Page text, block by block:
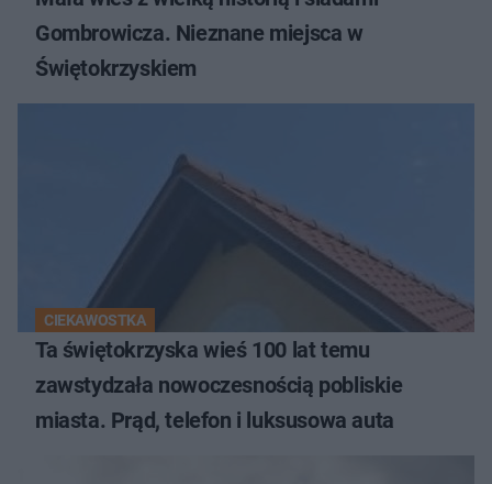
Gombrowicza. Nieznane miejsca w
Świętokrzyskiem
CIEKAWOSTKA
Ta świętokrzyska wieś 100 lat temu
zawstydzała nowoczesnością pobliskie
miasta. Prąd, telefon i luksusowa auta